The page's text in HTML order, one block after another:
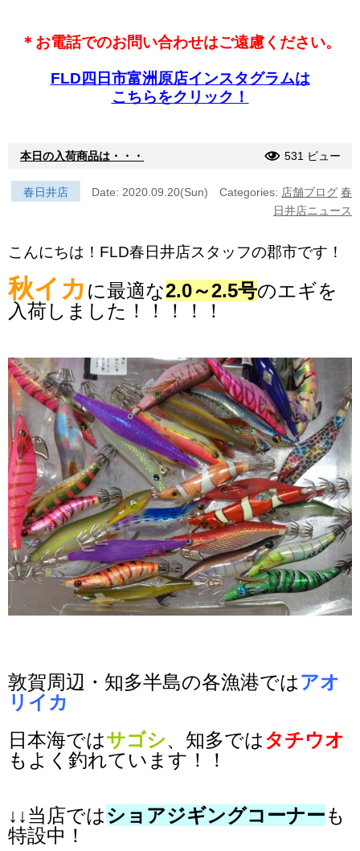
＊お電話でのお問い合わせはご遠慮ください。
FLD四日市富洲原店インスタグラムは
こちらをクリック！
本日の入荷商品は・・・ 531 ビュー
春日井店 Date: 2020.09.20(Sun) Categories: 店舗ブログ 春
日井店ニュース
こんにちは！FLD春日井店スタッフの郡市です！
秋イカ に最適な2.0～2.5号のエギを
入荷しました！！！！！
敦賀周辺・知多半島の各漁港ではアオ
リイカ
日本海ではサゴシ、知多ではタチウオ
もよく釣れています！！
↓↓当店ではショアジギングコーナーも
特設中！